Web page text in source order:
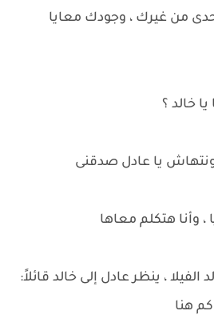
من غيرك ، وجودك معايا
خالد ؟
يا عادل صدقنى
وأنا هتكلم معاها
، ينظر عادل إلى خالد قائلاً:
هنا